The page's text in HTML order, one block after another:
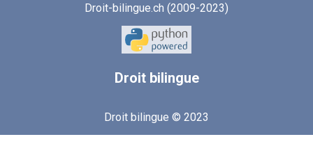
Droit-bilingue.ch (2009-2023)
Droitbilingue
Droit bilingue © 2023